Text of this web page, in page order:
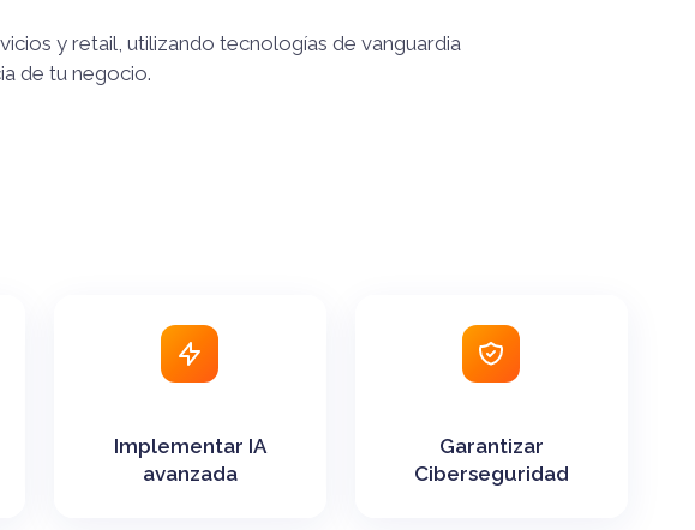
y retail, utilizando tecnologías de vanguardia
de tu negocio.
Implementar IA
avanzada
Garantizar
Ciberseguridad